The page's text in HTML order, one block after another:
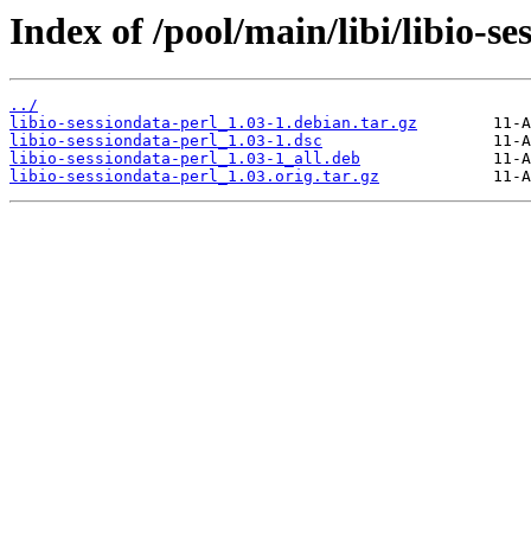
Index of /pool/main/libi/libio-
../
libio-sessiondata-perl_1.03-1.debian.tar.gz
libio-sessiondata-perl_1.03-1.dsc
libio-sessiondata-perl_1.03-1_all.deb
libio-sessiondata-perl_1.03.orig.tar.gz